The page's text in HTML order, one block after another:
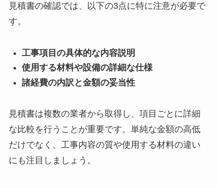
見積書の確認では、以下の3点に特に注意が必要で
す。
工事項目の具体的な内容説明
使用する材料や設備の詳細な仕様
諸経費の内訳と金額の妥当性
見積書は複数の業者から取得し、項目ごとに詳細
な比較を行うことが重要です。単純な金額の高低
だけでなく、工事内容の質や使用する材料の違い
にも注目しましょう。